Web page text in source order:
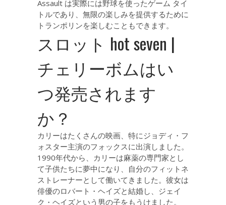
Assault は実際には野球を使ったゲーム タイ
トルであり、無限の楽しみを提供するために
トランポリンを楽しむこともできます。
スロット hot seven |
チェリーボムはい
つ発売されます
か？
カリーはたくさんの映画、特にジョディ・フ
ォスター主演のフォックスに出演しました。
1990年代から、カリーは麻薬の専門家とし
て子供たちに夢中になり、自分のフィットネ
ストレーナーとして働いてきました。彼女は
俳優のロバート・ヘイズと結婚し、ジェイ
ク・ヘイズという男の子をもうけました。